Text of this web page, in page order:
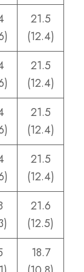
21.5
(12.4)
21.5
(12.4)
21.5
(12.4)
21.5
(12.4)
21.6
(12.5)
18.7